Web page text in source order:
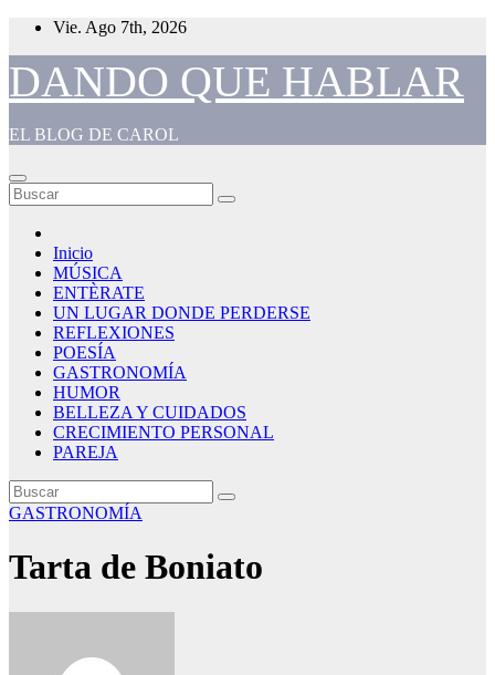
Saltar
contenido
Vie. Ago 7th, 2026
DANDO QUE HABLAR
EL BLOG DE CAROL
Inicio
MÚSICA
ENTÈRATE
UN LUGAR DONDE PERDERSE
REFLEXIONES
POESÍA
GASTRONOMÍA
HUMOR
BELLEZA Y CUIDADOS
CRECIMIENTO PERSONAL
PAREJA
GASTRONOMÍA
Tarta de Boniato